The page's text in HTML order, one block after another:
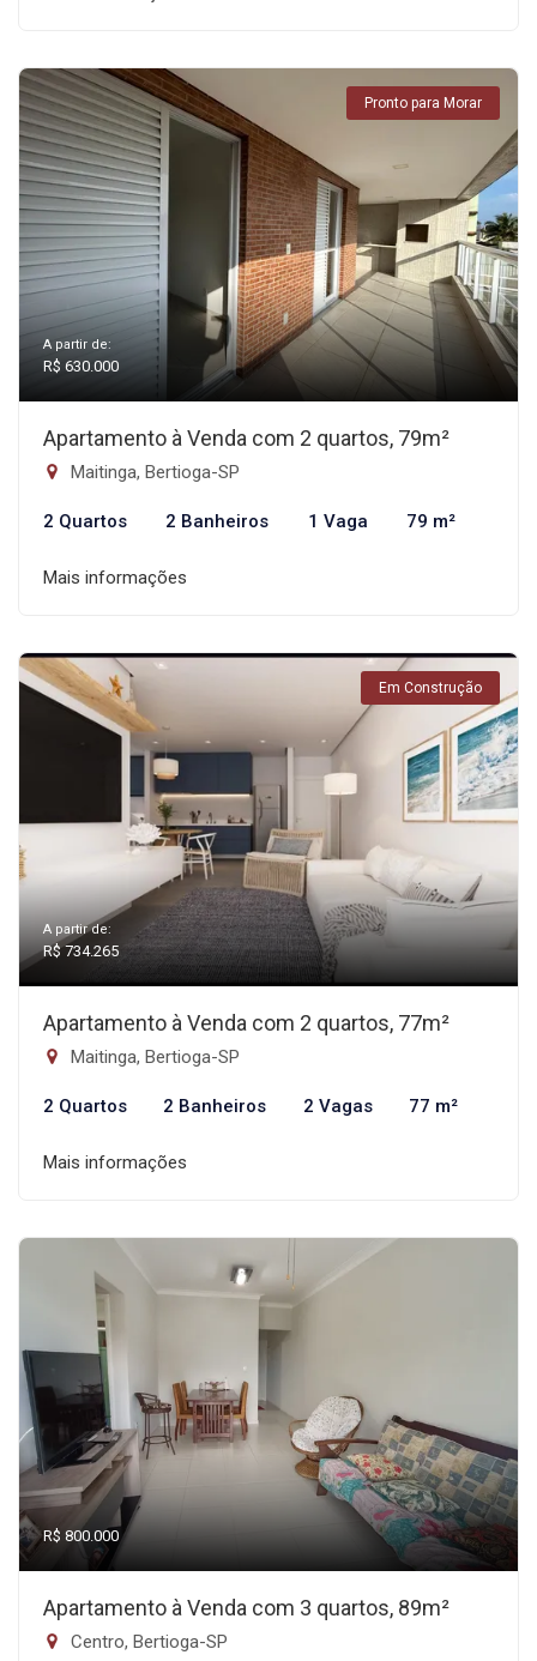
Pronto para Morar
A partir de:
R$ 630.000
Apartamento à Venda com 2 quartos, 79m²
Maitinga, Bertioga-SP
2 Quartos 2 Banheiros 1 Vaga 79 m²
Mais informações
Em Construção
A partir de:
R$ 734.265
Apartamento à Venda com 2 quartos, 77m²
Maitinga, Bertioga-SP
2 Quartos 2 Banheiros 2 Vagas 77 m²
Mais informações
R$ 800.000
Apartamento à Venda com 3 quartos, 89m²
Centro, Bertioga-SP